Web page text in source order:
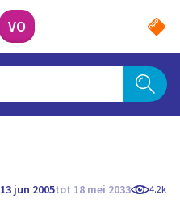
VO
13 jun 2005tot 18 mei 2033 4.2k